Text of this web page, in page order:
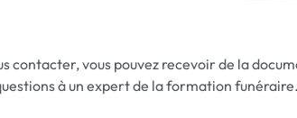
contacter, vous pouvez recevoir de la
à un expert de la formation funéraire.